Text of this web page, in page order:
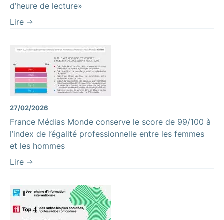
d’heure de lecture»
Lire
27/02/2026
France Médias Monde conserve le score de 99/100 à
l’index de l’égalité professionnelle entre les femmes
et les hommes
Lire